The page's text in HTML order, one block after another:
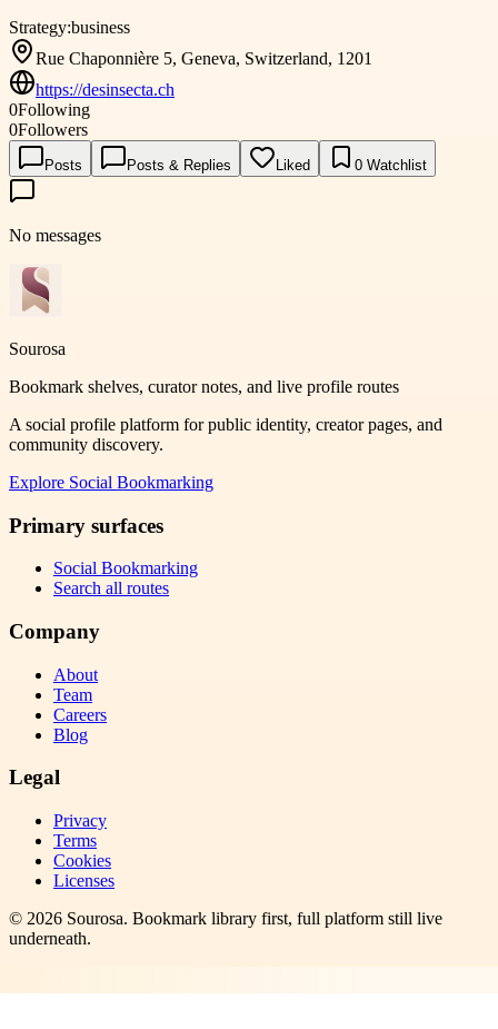
Strategy:business
Rue Chaponnière 5, Geneva, Switzerland, 1201
https://desinsecta.ch
0Following
0Followers
Posts Posts & Replies Liked 0 Watchlist
No messages
Sourosa
Bookmark shelves, curator notes, and live profile routes
A social profile platform for public identity, creator pages, and
community discovery.
Explore Social Bookmarking
Primary surfaces
Social Bookmarking
Search all routes
Company
About
Team
Careers
Blog
Legal
Privacy
Terms
Cookies
Licenses
© 2026 Sourosa. Bookmark library first, full platform still live
underneath.